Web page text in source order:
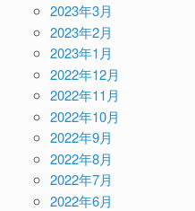
2023年3月
2023年2月
2023年1月
2022年12月
2022年11月
2022年10月
2022年9月
2022年8月
2022年7月
2022年6月